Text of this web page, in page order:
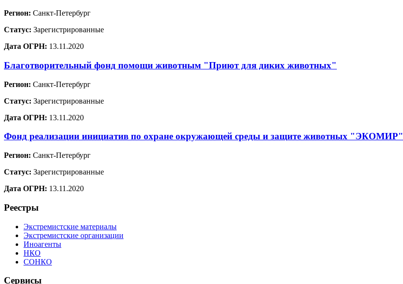
Регион: Санкт-Петербург
Статус: Зарегистрированные
Дата ОГРН: 13.11.2020
Благотворительный фонд помощи животным "Приют для диких животных"
Регион: Санкт-Петербург
Статус: Зарегистрированные
Дата ОГРН: 13.11.2020
Фонд реализации инициатив по охране окружающей среды и защите животных "ЭКОМИР"
Регион: Санкт-Петербург
Статус: Зарегистрированные
Дата ОГРН: 13.11.2020
Реестры
Экстремистские материалы
Экстремистские организации
Иноагенты
НКО
СОНКО
Сервисы